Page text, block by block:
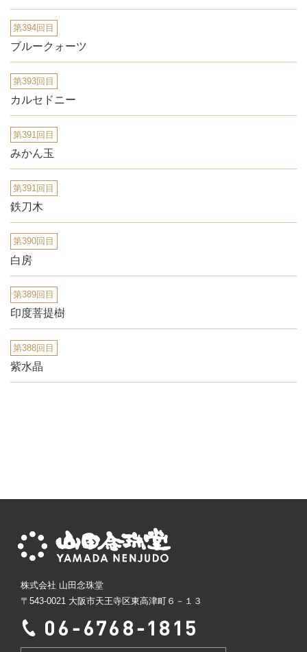
第394回目
ブルークォーツ
第393回目
カルセドニー
第391回目
みかん玉
第391回目
鉄刀木
第390回目
白房
第389回目
印度菩提樹
第388回目
紫水晶
株式会社 山田念珠堂
〒543-0021 大阪市天王寺区東高津町６－１３